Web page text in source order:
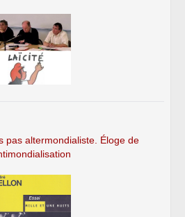
pas altermondialiste. Éloge de